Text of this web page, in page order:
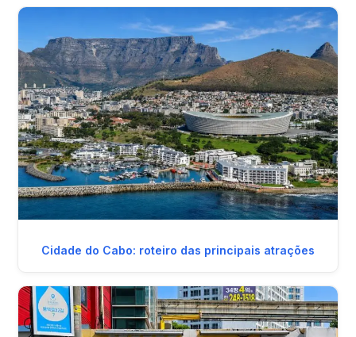
Cidade do Cabo: roteiro das principais atrações